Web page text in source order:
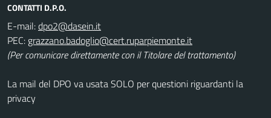
CONTATTI D.P.O.
E-mail:
PEC:
(Per comunicare direttamente con il Titolare del trattamento)
La mail del DPO va usata SOLO per questioni riguardanti la
privacy